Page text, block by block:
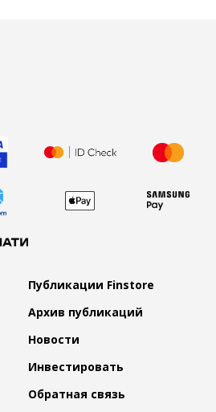
Публикации Finstore
Архив публикаций
Новости
Инвестировать
Обратная связь